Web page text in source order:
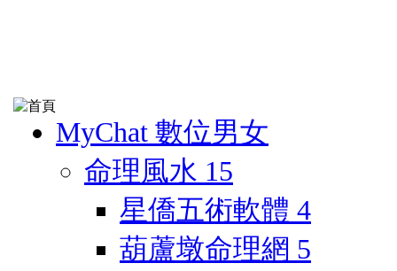
MyChat 數位男女
命理風水 15
星僑五術軟體 4
葫蘆墩命理網 5